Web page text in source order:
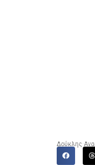
Δούκλης